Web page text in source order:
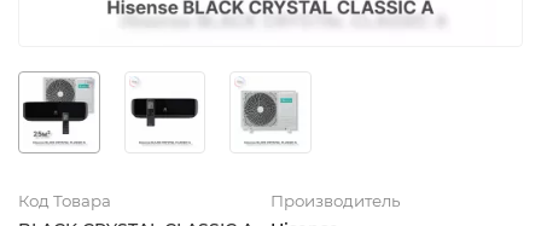
Код Товара Производитель